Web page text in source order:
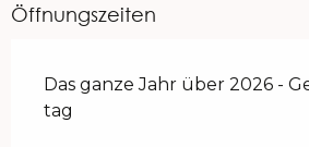
Öffnungszeiten
Das ganze Jahr über 2026 -
tag